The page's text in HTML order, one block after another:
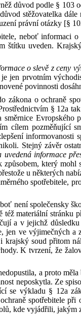
důvod podle § 103
stěžovatelka
právní otázky [§
neboť informaci o
štítku uveden.
o slevě z ceny
jen prvotním
povinnosti
zákona o ochraně
§ 12a
směrnice Evropského
cílem pozměňující
informovanosti
Stejný závěr
informace
který mohl
u některých
spotřebitele,
není společensky
materiální
a v jejichž
jen ve výjimečných a
i krajský soud přitom
K tvrzení, že
a proto měla
neposkytla. Ze
se výkladu § 12a
ochraně spotřebitele při
kde vyjádřili, jakým